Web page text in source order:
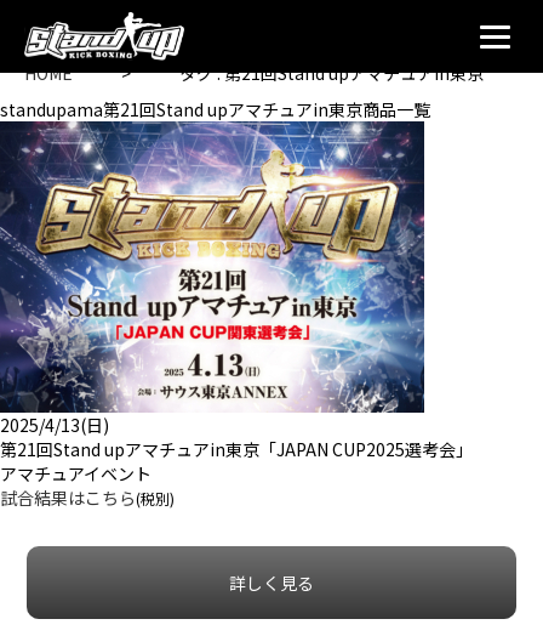
HOME >
タグ : 第21回Stand upアマチュアin東京
standupama第21回Stand upアマチュアin東京商品一覧
2025/4/13(日)
第21回Stand upアマチュアin東京「JAPAN CUP2025選考会」
アマチュアイベント
試合結果はこちら(税別)
詳しく見る